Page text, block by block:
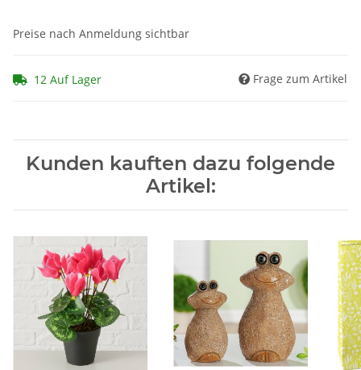
Preise nach Anmeldung sichtbar
12 Auf Lager Frage zum Artikel
Kunden kauften dazu folgende
Artikel: